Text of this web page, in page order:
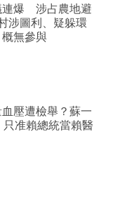
連爆 涉占農地避
涉圖利、疑躲環
無參與
壓遭檢舉？蘇一
准賴總統當賴醫